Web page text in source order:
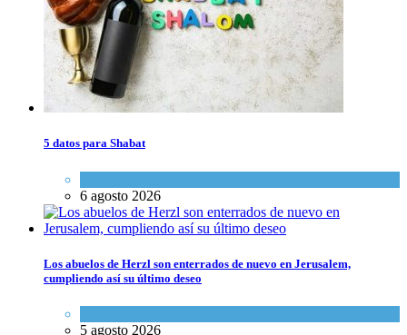
5 datos para Shabat
6 agosto 2026
Los abuelos de Herzl son enterrados de nuevo en Jerusalem,
cumpliendo así su último deseo
5 agosto 2026